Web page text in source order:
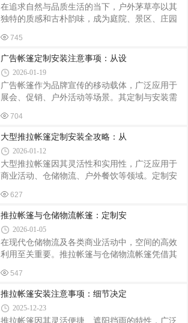
心。例如，景区露营基地需考虑帐篷的抗风等级
（通常需达到8级以上）和防水性能（外帐防水指
数需≥3000MM），同时通过异形结构或灯光系统
计，采用双层结构配合可调节纱窗，兼顾防
在追求自然与品质生活的当下，户外茅草亭以其
独特的质感和古朴韵味，成为庭院、景区、庄园
成，每一个环节都蕴含着对自然美学的诠释与工
艺的考究。定制设计：融合环境与功能户外茅草
亭的定制需以场地特性为出发点。首先，要考量
安装位置的朝向、光照和周边景观。若位于庭院
中央，可设计为六角或八角亭，成为视觉焦点；
若依傍池塘或花园，则以四角亭搭配开放式结
构，让自然景色与亭内空间无缝衔接。其次，功
足够空间放置桌椅，并考虑遮阳与通风；若作为
745
广告帐篷定制安装注意事项：从设
2026-01-19
广告帐篷作为品牌宣传的移动载体，广泛应用于
展会、促销、户外活动等场景。其定制与安装需
能影响使用体验甚至引发安全隐患。以下从定制
设计、材料选择、安装规范三个维度梳理关键注
意事项，助您打造高效、耐用的品牌展示空间。
一、定制设计：精准匹配需求与场景尺寸与结构
适配根据使用场景确定帐篷尺寸，如展会活动建
议选择3m×3m或3m×6m标准规格，便于快速搭建
且符合场地规划；户外长期使用需考虑抗风性，
空间，避免遮挡视线或影响人员通行。品牌
704
大型推拉帐篷定制安装全攻略：从
2026-01-12
大型推拉帐篷因其灵活性和实用性，广泛应用于
商业活动、仓储物流、户外餐饮等领域。定制安
从设计、选材、安装、验收四个维度解析关键要
点。一、个性化设计：精准匹配场景需求定制前
需明确使用场景与功能需求。例如，餐饮大排档
需预留通风口与照明线路；物流仓库需设计防雨
檐与承重支架；体育场馆需考虑抗风等级与伸缩
轨道。成都鑫奇达建材有限公司通过3D建模技
术，可模拟不同天气条件下的帐篷状态，优化排
刀架数量，使帐篷抗风能力提升至12级，成功
627
推拉帐篷与仓储物流帐篷：定制安
2026-01-05
在现代仓储物流及各类商业活动中，空间的高效
利用至关重要。推拉帐篷与仓储物流帐篷凭借其
定制安装服务，则能进一步贴合实际需求，实现
空间利用的最大化。精准定制：贴合多元需求每
个企业的仓储物流场景和活动需求都各不相同，
因此帐篷的定制化设计显得尤为关键。对于仓储
547
推拉帐篷安装注意事项：细节决定
2025-12-23
推拉帐篷因其灵活便捷、遮阳挡雨的特性，广泛